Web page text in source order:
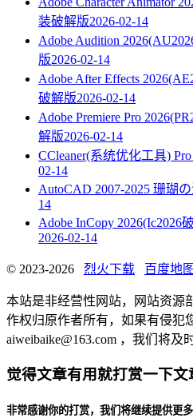
装破解版2026-02-14
Adobe Audition
版2026-02-14
Adobe After Effects
破解版2026-02-14
Adobe Premiere Pro
解版2026-02-14
CCleaner(系统优化工具)
02-14
AutoCAD 2007-2025 珊瑚
14
Adobe InCopy 2026(Ic2026
2026-02-14
© 2023-2026 烈火下载 百度地图
本站是非经营性网站，网站资源
作权归原作者所有，如果有侵犯
aiweibaike@163.com ，我们将及
觉得文章有用就打赏一下文
非常感谢你的打赏，我们将继续提供更